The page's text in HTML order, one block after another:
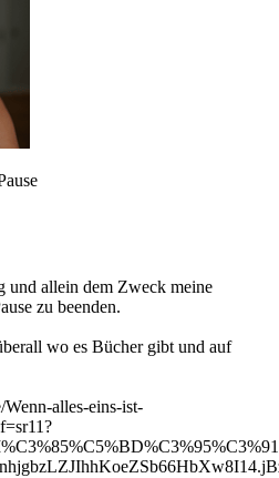
und allein dem Zweck meine
zu beenden.
wo es Bücher gibt und auf
alles-eins-ist-